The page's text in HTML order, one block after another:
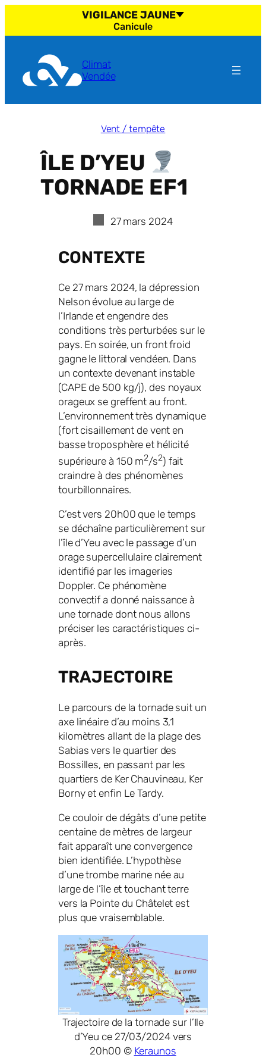
VIGILANCE JAUNE
Canicule
Climat
Vendée
Vent / tempête
ÎLE D’YEU
TORNADE EF1
27 mars 2024
CONTEXTE
Ce 27 mars 2024, la dépression
Nelson évolue au large de
l’Irlande et engendre des
conditions très perturbées sur le
pays. En soirée, un front froid
gagne le littoral vendéen. Dans
un contexte devenant instable
(CAPE de 500 kg/j), des noyaux
orageux se greffent au front.
L’environnement très dynamique
(fort cisaillement de vent en
basse troposphère et hélicité
supérieure à 150 m2/s2) fait
craindre à des phénomènes
tourbillonnaires.
C’est vers 20h00 que le temps
se déchaîne particulièrement sur
l’île d’Yeu avec le passage d’un
orage supercellulaire clairement
identifié par les imageries
Doppler. Ce phénomène
convectif a donné naissance à
une tornade dont nous allons
préciser les caractéristiques ci-
après.
TRAJECTOIRE
Le parcours de la tornade suit un
axe linéaire d’au moins 3,1
kilomètres allant de la plage des
Sabias vers le quartier des
Bossilles, en passant par les
quartiers de Ker Chauvineau, Ker
Borny et enfin Le Tardy.
Ce couloir de dégâts d’une petite
centaine de mètres de largeur
fait apparaît une convergence
bien identifiée. L’hypothèse
d’une trombe marine née au
large de l’île et touchant terre
vers la Pointe du Châtelet est
plus que vraisemblable.
Trajectoire de la tornade sur l’Ile
d’Yeu ce 27/03/2024 vers
20h00 © Keraunos